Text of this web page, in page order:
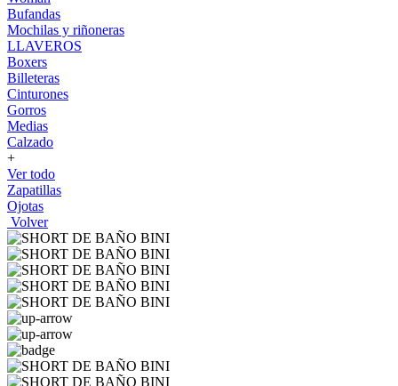
Bufandas
Mochilas y riñoneras
LLAVEROS
Boxers
Billeteras
Cinturones
Gorros
Medias
Calzado
+
Ver todo
Zapatillas
Ojotas
Volver